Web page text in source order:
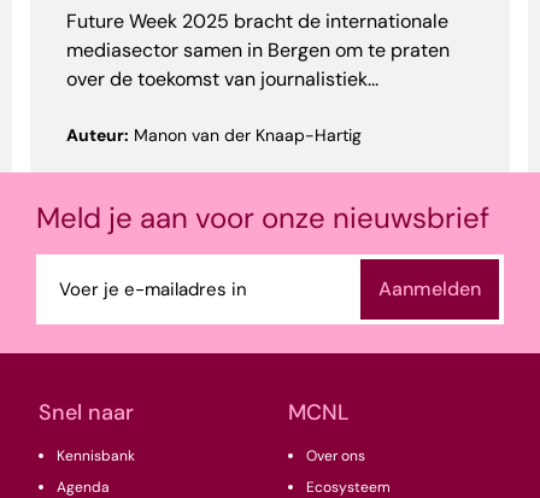
Future Week 2025 bracht de internationale
mediasector samen in Bergen om te praten
over de toekomst van journalistiek...
Auteur: Manon van der Knaap-Hartig
Snel naar
Kennisbank
Agenda
MCNL
Over ons
Ecosysteem
Meld je aan voor onze nieuwsbrief
mailadres
(Vereist)